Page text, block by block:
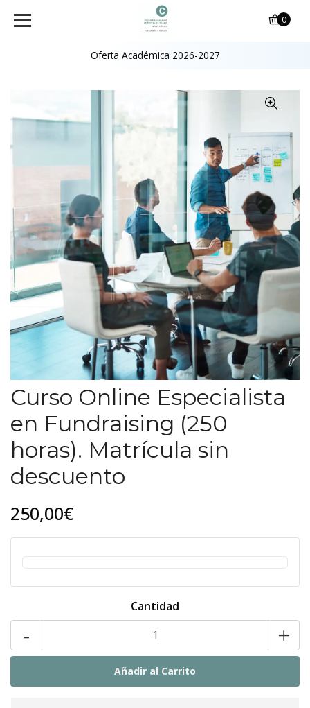
Oferta Académica 2026-2027
0
Curso Online Especialista
en Fundraising (250
horas). Matrícula sin
descuento
250,00€
Cantidad
- +